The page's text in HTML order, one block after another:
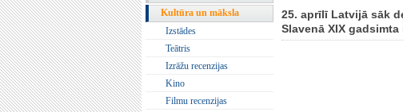
Kultūra un māksla
Izstādes
Teātris
Izrāžu recenzijas
Kino
Filmu recenzijas
25. aprīlī Latvijā sāk
Slavenā XIX